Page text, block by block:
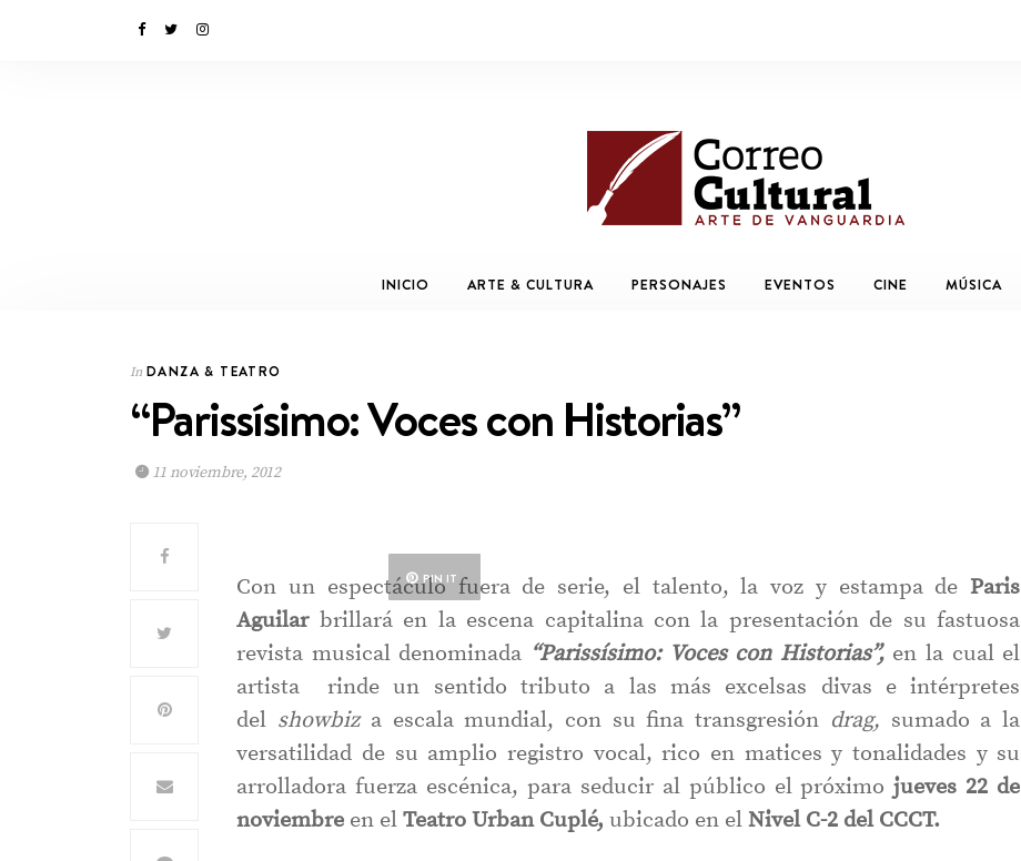
INICIO ARTE & CULTURA PERSONAJES EVENTOS CINE MÚSICA
In DANZA & TEATRO
“Parissísimo: Voces con Historias”
11 noviembre, 2012
PIN IT
Con un espectáculo fuera de serie, el talento, la voz y estampa de Paris
Aguilar brillará en la escena capitalina con la presentación de su fastuosa
revista musical denominada “Parissísimo: Voces con Historias”, en la cual el
artista rinde un sentido tributo a las más excelsas divas e intérpretes
del showbiza escala mundial, con su fina transgresión drag, sumado a la
versatilidad de su amplio registro vocal, rico en matices y tonalidades y su
arrolladora fuerza escénica, para seducir al público el próximo jueves 22 de
noviembre en elTeatro Urban Cuplé, ubicado en elNivel C-2 del CCCT.